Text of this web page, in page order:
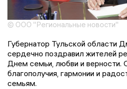
© ООО "Региональные новости"
Губернатор Тульской области
сердечно поздравил жителей
Днем семьи, любви и верности.
благополучия, гармонии и
семьям.